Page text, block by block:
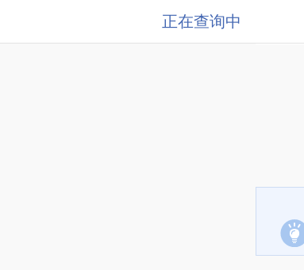
正在查询中